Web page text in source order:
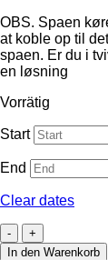
OBS. Spaen
at koble op til
spaen. Er du i
en løsning
Vorrätig
Start
End
Clear dates
Udespa
Menge
In den Warenkorb